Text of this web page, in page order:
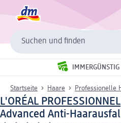
Suchen und finden
Startseite Haare Professionelle
L'ORÉAL PROFESSIONNEL
Advanced Anti-